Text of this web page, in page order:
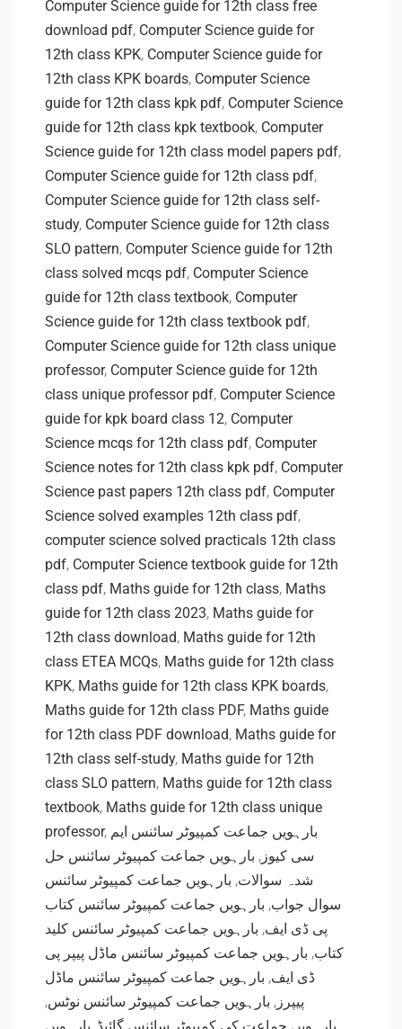
Computer Science guide for 12th class free
download pdf, Computer Science guide for
12th class KPK, Computer Science guide for
12th class KPK boards, Computer Science
guide for 12th class kpk pdf, Computer Science
guide for 12th class kpk textbook, Computer
Science guide for 12th class model papers pdf,
Computer Science guide for 12th class pdf,
Computer Science guide for 12th class self-
study, Computer Science guide for 12th class
SLO pattern, Computer Science guide for 12th
class solved mcqs pdf, Computer Science
guide for 12th class textbook, Computer
Science guide for 12th class textbook pdf,
Computer Science guide for 12th class unique
professor, Computer Science guide for 12th
class unique professor pdf, Computer Science
guide for kpk board class 12, Computer
Science mcqs for 12th class pdf, Computer
Science notes for 12th class kpk pdf, Computer
Science past papers 12th class pdf, Computer
Science solved examples 12th class pdf,
computer science solved practicals 12th class
pdf, Computer Science textbook guide for 12th
class pdf, Maths guide for 12th class, Maths
guide for 12th class 2023, Maths guide for
12th class download, Maths guide for 12th
class ETEA MCQs, Maths guide for 12th class
KPK, Maths guide for 12th class KPK boards,
Maths guide for 12th class PDF, Maths guide
for 12th class PDF download, Maths guide for
12th class self-study, Maths guide for 12th
class SLO pattern, Maths guide for 12th class
textbook, Maths guide for 12th class unique
professor, بارہویں جماعت کمپیوٹر سائنس ایم
سی کیوز , بارہویں جماعت کمپیوٹر سائنس حل
شدہ سوالات, بارہویں جماعت کمپیوٹر سائنس
سوال جواب, بارہویں جماعت کمپیوٹر سائنس کتاب
پی ڈی ایف, بارہویں جماعت کمپیوٹر سائنس کلید
کتاب, بارہویں جماعت کمپیوٹر سائنس ماڈل پیپر پی
ڈی ایف, بارہویں جماعت کمپیوٹر سائنس ماڈل
پیپرز , بارہویں جماعت کمپیوٹر سائنس نوٹس,